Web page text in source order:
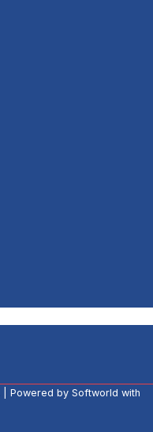
| Powered by Softworld with